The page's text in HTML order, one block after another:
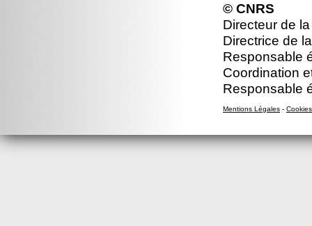
© CNRS
Directeur de
Directrice de
Responsable
Coordination
Responsable
Mentions Légales - Cookies